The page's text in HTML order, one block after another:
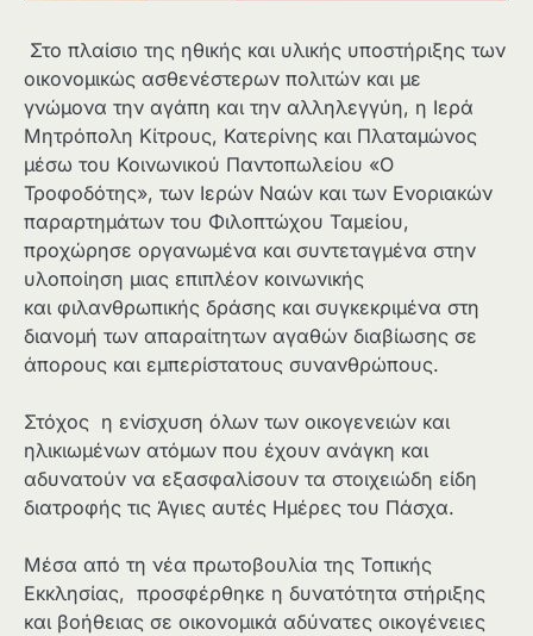
Στο πλαίσιο της ηθικής και υλικής υποστήριξης των
οικονομικώς ασθενέστερων πολιτών και με
γνώμονα την αγάπη και την αλληλεγγύη, η Ιερά
Μητρόπολη Κίτρους, Κατερίνης και Πλαταμώνος
μέσω του Κοινωνικού Παντοπωλείου «Ο
Τροφοδότης», των Ιερών Ναών και των Ενοριακών
παραρτημάτων του Φιλοπτώχου Ταμείου,
προχώρησε οργανωμένα και συντεταγμένα στην
υλοποίηση μιας επιπλέον κοινωνικής
και φιλανθρωπικής δράσης και συγκεκριμένα στη
διανομή των απαραίτητων αγαθών διαβίωσης σε
άπορους και εμπερίστατους συνανθρώπους.
Στόχος η ενίσχυση όλων των οικογενειών και
ηλικιωμένων ατόμων που έχουν ανάγκη και
αδυνατούν να εξασφαλίσουν τα στοιχειώδη είδη
διατροφής τις Άγιες αυτές Ημέρες του Πάσχα.
Μέσα από τη νέα πρωτοβουλία της Τοπικής
Εκκλησίας, προσφέρθηκε η δυνατότητα στήριξης
και βοήθειας σε οικονομικά αδύνατες οικογένειες